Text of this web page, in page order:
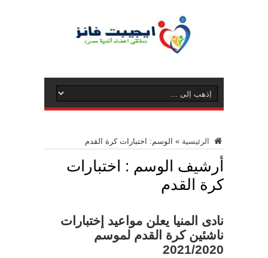
الرئيسية » الوسم: اختبارات كرة القدم
أرشيف الوسم : اختبارات
كرة القدم
نادى المنيا يعلن مواعيد إختبارات
ناشئين كرة القدم لموسم
2021/2020